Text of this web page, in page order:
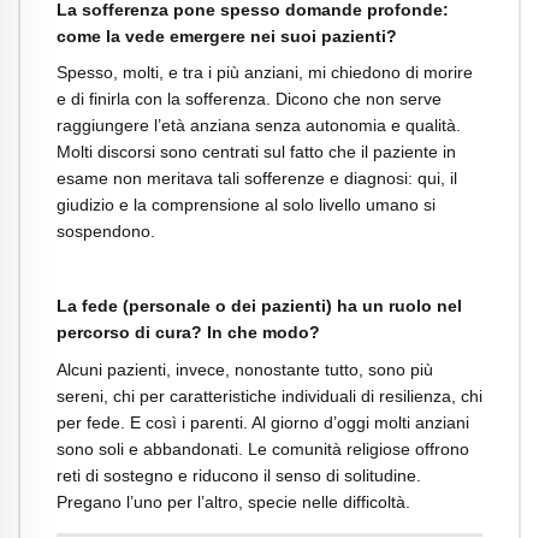
La sofferenza pone spesso domande profonde:
come la vede emergere nei suoi pazienti?
Spesso, molti, e tra i più anziani, mi chiedono di morire
e di finirla con la sofferenza. Dicono che non serve
raggiungere l’età anziana senza autonomia e qualità.
Molti discorsi sono centrati sul fatto che il paziente in
esame non meritava tali sofferenze e diagnosi: qui, il
giudizio e la comprensione al solo livello umano si
sospendono.
La fede (personale o dei pazienti) ha un ruolo nel
percorso di cura? In che modo?
Alcuni pazienti, invece, nonostante tutto, sono più
sereni, chi per caratteristiche individuali di resilienza, chi
per fede. E così i parenti. Al giorno d’oggi molti anziani
sono soli e abbandonati. Le comunità religiose offrono
reti di sostegno e riducono il senso di solitudine.
Pregano l’uno per l’altro, specie nelle difficoltà.